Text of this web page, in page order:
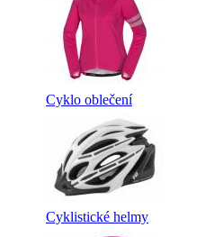
Cyklo oblečení
Cyklistické helmy